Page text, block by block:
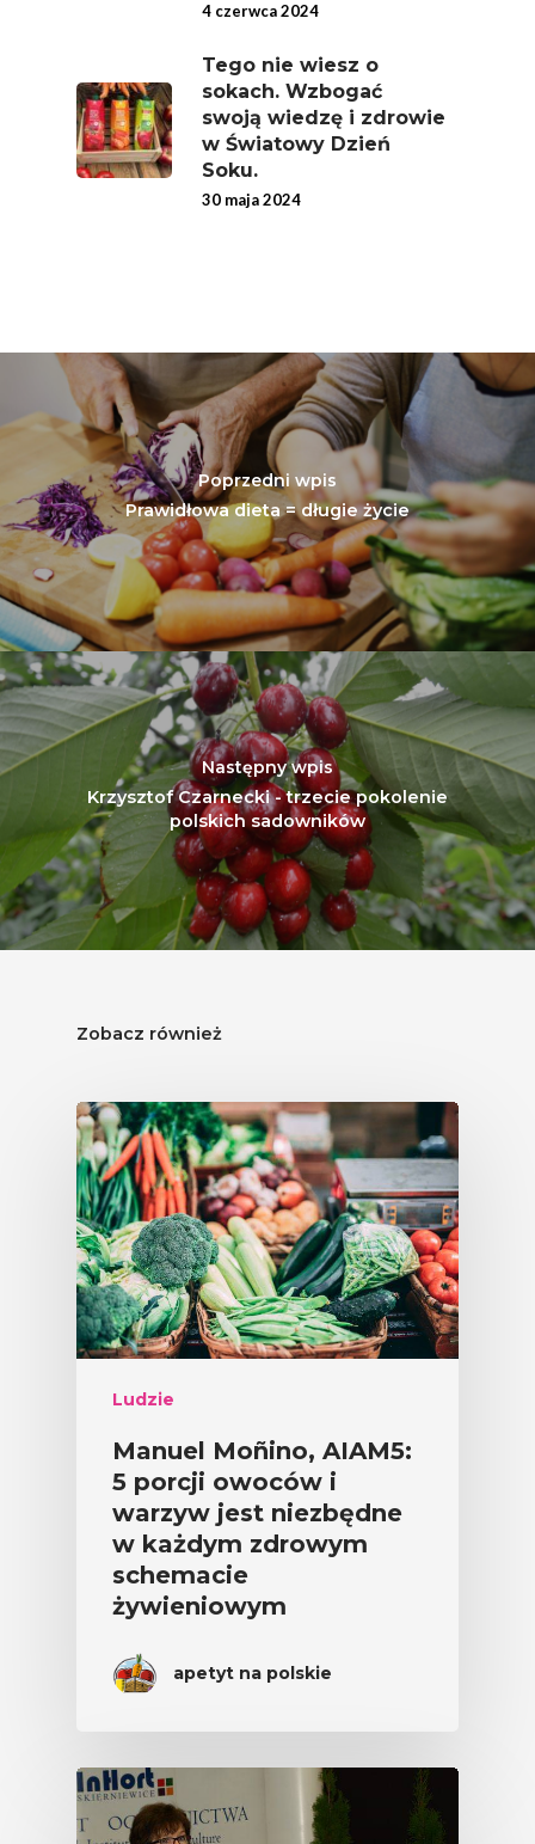
4 czerwca 2024
Tego nie wiesz o
sokach. Wzbogać
swoją wiedzę i zdrowie
w Światowy Dzień
Soku.
30 maja 2024
Poprzedni wpis
Prawidłowa dieta = długie życie
Następny wpis
Krzysztof Czarnecki - trzecie pokolenie
polskich sadowników
Zobacz również
Ludzie
Manuel Moñino, AIAM5:
5 porcji owoców i
warzyw jest niezbędne
w każdym zdrowym
schemacie
żywieniowym
apetyt na polskie